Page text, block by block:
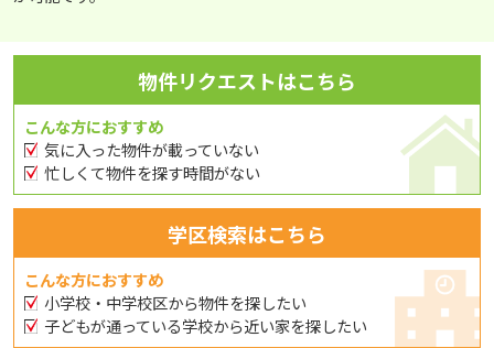
物件リクエストはこちら
こんな方におすすめ
気に入った物件が載っていない
忙しくて物件を探す時間がない
学区検索はこちら
こんな方におすすめ
小学校・中学校区から物件を探したい
子どもが通っている学校から近い家を探したい